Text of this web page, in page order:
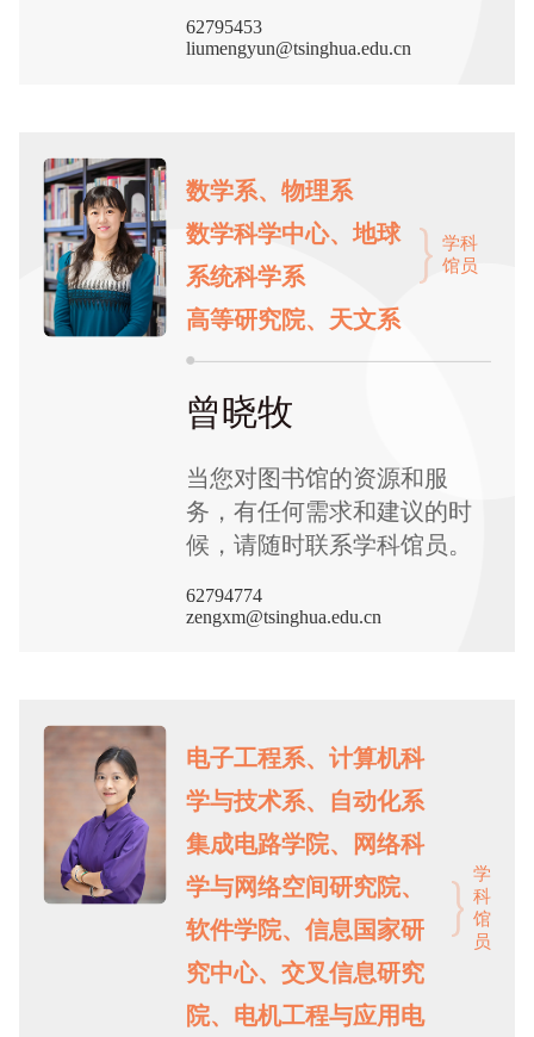
62795453
liumengyun@tsinghua.edu.cn
数学系、物理系
数学科学中心、地球
系统科学系
高等研究院、天文系
学科
馆员
曾晓牧
当您对图书馆的资源和服
务，有任何需求和建议的时
候，请随时联系学科馆员。
62794774
zengxm@tsinghua.edu.cn
电子工程系、计算机科
学与技术系、自动化系
集成电路学院、网络科
学与网络空间研究院、
软件学院、信息国家研
究中心、交叉信息研究
院、电机工程与应用电
学
科
馆
员